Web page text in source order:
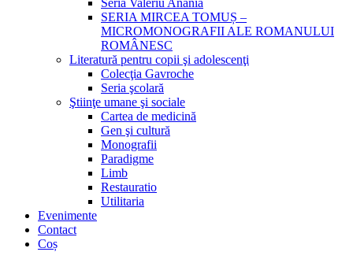
Seria Valeriu Anania
SERIA MIRCEA TOMUȘ –
MICROMONOGRAFII ALE ROMANULUI
ROMÂNESC
Literatură pentru copii şi adolescenţi
Colecţia Gavroche
Seria şcolară
Ştiinţe umane şi sociale
Cartea de medicină
Gen şi cultură
Monografii
Paradigme
Limb
Restauratio
Utilitaria
Evenimente
Contact
Coș